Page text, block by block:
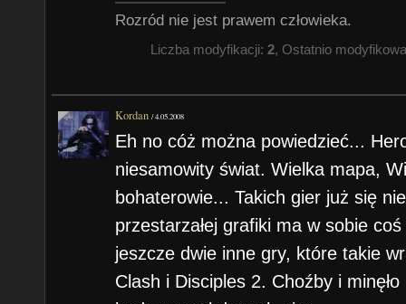
gry 'Might and Magic Online’.
[chodzi prawdopodobnie o
pomysłami, które miałem (a
naprawdę wspaniałego. Dla
były zdecydowanie gry on-line.
że za te same pieniądze, które
stworzenie MMO, 3DO mogło
Po trzecie, od pewnego
Rozród nie jest prawem człowieka.
Liczba modyfikacji: 2, Ostatnio
Kordan /4.05.2008
Eh no cóż można powiedzieć...
niesamowity świat. Wielka mapa,
bohaterowie... Takich gier już się
przestarzałej grafiki ma w sobie
jeszcze dwie inne gry, które takie
Clash i Disciples 2. Choźby i